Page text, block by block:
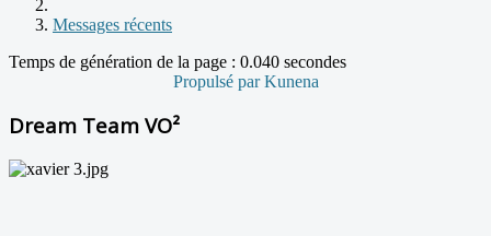
Messages récents
Temps de génération de la page : 0.040 secondes
Propulsé parKunena
Dream Team VO²